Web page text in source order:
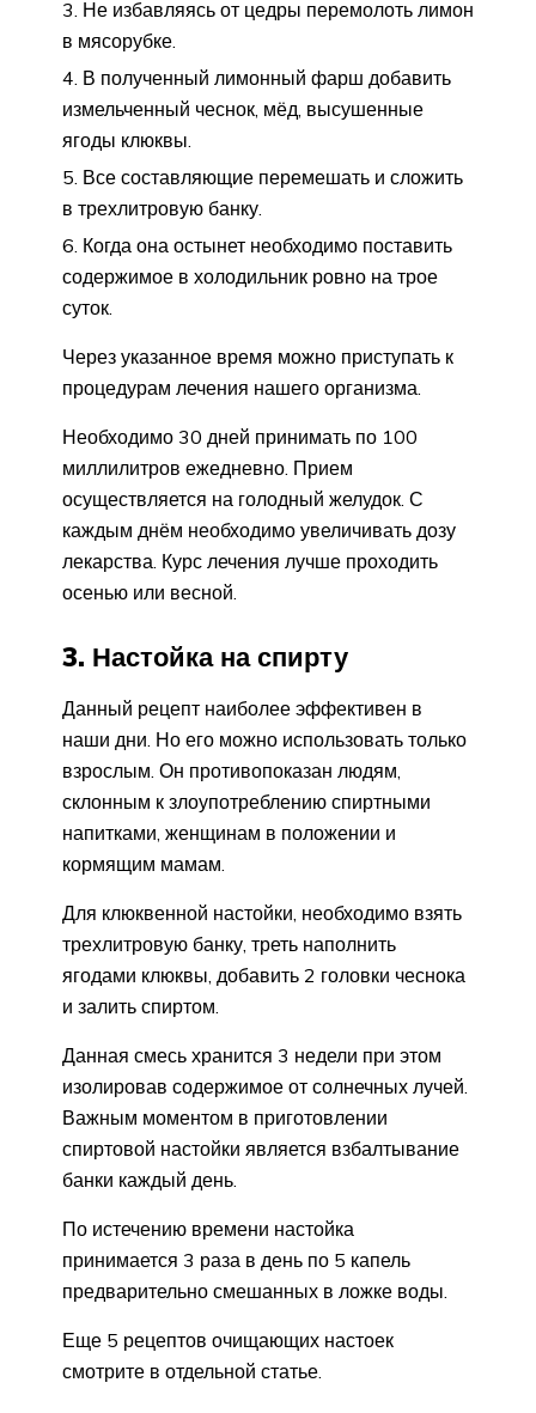
Не избавляясь от цедры перемолоть лимон
в мясорубке.
В полученный лимонный фарш добавить
измельченный чеснок, мёд, высушенные
ягоды клюквы.
Все составляющие перемешать и сложить
в трехлитровую банку.
Когда она остынет необходимо поставить
содержимое в холодильник ровно на трое
суток.
Через указанное время можно приступать к
процедурам лечения нашего организма.
Необходимо 30 дней принимать по 100
миллилитров ежедневно. Прием
осуществляется на голодный желудок. С
каждым днём необходимо увеличивать дозу
лекарства. Курс лечения лучше проходить
осенью или весной.
3. Настойка на спирту
Данный рецепт наиболее эффективен в
наши дни. Но его можно использовать только
взрослым. Он противопоказан людям,
склонным к злоупотреблению спиртными
напитками, женщинам в положении и
кормящим мамам.
Для клюквенной настойки, необходимо взять
трехлитровую банку, треть наполнить
ягодами клюквы, добавить 2 головки чеснока
и залить спиртом.
Данная смесь хранится 3 недели при этом
изолировав содержимое от солнечных лучей.
Важным моментом в приготовлении
спиртовой настойки является взбалтывание
банки каждый день.
По истечению времени настойка
принимается 3 раза в день по 5 капель
предварительно смешанных в ложке воды.
Еще 5 рецептов очищающих настоек
смотрите в отдельной статье.